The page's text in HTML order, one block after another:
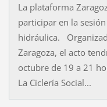
La plataforma
participar en la
hidráulica.
Zaragoza, el acto
octubre de 19 a 21
La Ciclería Social...